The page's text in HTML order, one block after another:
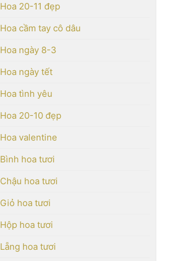
Hoa 20-11 đẹp
Hoa cầm tay cô dâu
Hoa ngày 8-3
Hoa ngày tết
Hoa tình yêu
Hoa 20-10 đẹp
Hoa valentine
Bình hoa tươi
Chậu hoa tươi
Giỏ hoa tươi
Hộp hoa tươi
Lẵng hoa tươi